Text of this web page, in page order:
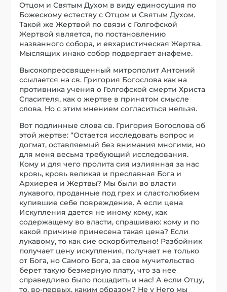
Отцом и Святым Духом в виду единосущия по
Божескому естеству с Отцом и Святым Духом.
Такой же Жертвой по связи с Голгофской
Жертвой является, по постановлению
названного собора, и евхаристическая Жертва.
Мыслящих инако собор подвергает анафеме.
Высокопреосвященный митрополит Антоний
ссылается на св. Григория Богослова как на
противника учения о Голгофской смерти Христа
Спасителя, как о жертве в принятом смысле
слова. Но с этим мнением согласиться нельзя.
Вот подлинные слова св. Григория Богослова об
этой жертве: “Остается исследовать вопрос и
догмат, оставляемый без внимания многими, но
для меня весьма требующий исследования.
Кому и для чего пролита сия излиянная за нас
кровь, кровь великая и преславная Бога и
Архиерея и Жертвы? Мы были во власти
лукавого, проданные под грех и сластолюбием
купившие себе повреждение. А если цена
Искупления дается не иному кому, как
содержащему во власти, спрашиваю: кому и по
какой причине принесена такая цена? Если
лукавому, то как сие оскорбительно! Разбойник
получает цену искупления, получает не только
от Бога, но Самого Бога, за свое мучительство
берет такую безмерную плату, что за нее
справедливо было пощадить и нас! А если Отцу,
то, во-первых, каким образом? Не у Него мы